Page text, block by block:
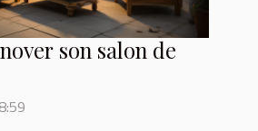
son salon de